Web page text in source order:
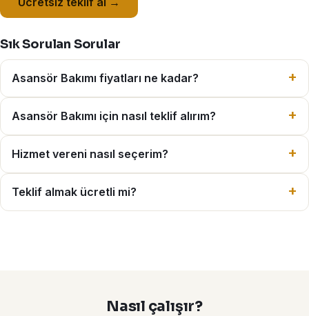
Sık Sorulan Sorular
Asansör Bakımı fiyatları ne kadar?
Asansör Bakımı için nasıl teklif alırım?
Hizmet vereni nasıl seçerim?
Teklif almak ücretli mi?
Nasıl çalışır?